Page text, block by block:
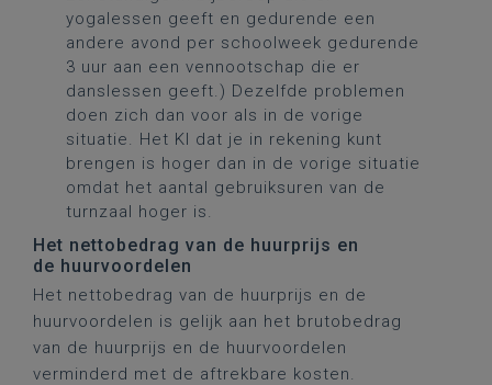
yogalessen geeft en gedurende een
andere avond per schoolweek gedurende
3 uur aan een vennootschap die er
danslessen geeft.) Dezelfde problemen
doen zich dan voor als in de vorige
situatie. Het KI dat je in rekening kunt
brengen is hoger dan in de vorige situatie
omdat het aantal gebruiksuren van de
turnzaal hoger is.
Het nettobedrag van de huurprijs en
de huurvoordelen
Het nettobedrag van de huurprijs en de
huurvoordelen is gelijk aan het brutobedrag
van de huurprijs en de huurvoordelen
verminderd met de aftrekbare kosten.